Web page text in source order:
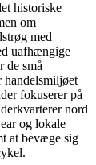
historiske
om
med
uafhængige
de små
handelsmiljøet
fokuserer på
nord
og lokale
at bevæge sig